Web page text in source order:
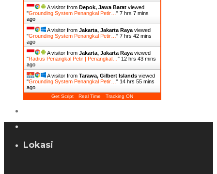
A visitor from Depok, Jawa Barat viewed
"Grounding System Penangkal Petir… " 7 hrs 7 mins
ago
A visitor from Jakarta, Jakarta Raya viewed
"Grounding System Penangkal Petir… " 7 hrs 42 mins
ago
A visitor from Jakarta, Jakarta Raya viewed
"Radius Penangkal Petir | Penangkal… " 12 hrs 43 mins
ago
A visitor from Tarawa, Gilbert Islands viewed
"Grounding System Penangkal Petir… " 14 hrs 55 mins
ago
Get Script Real Time Tracking ON
Lokasi